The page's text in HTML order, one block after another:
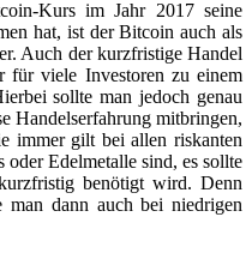
Kurs im Jahr 2017 seine
hat, ist der Bitcoin auch als
Auch der kurzfristige Handel
für viele Investoren zu einem
sollte man jedoch genau
Handelserfahrung mitbringen,
immer gilt bei allen riskanten
Edelmetalle sind, es sollte
benötigt wird. Denn
man dann auch bei niedrigen